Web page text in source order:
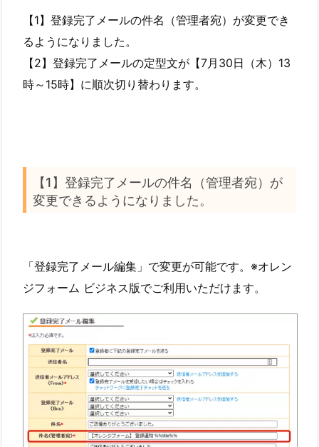
【1】登録完了メールの件名（管理者宛）が変更でき
るようになりました。
【2】登録完了メールの定型文が【7月30日（木）13
時～15時】に順次切り替わります。
【1】登録完了メールの件名（管理者宛）が
変更できるようになりました。
「登録完了メール編集」で変更が可能です。※オレン
ジフォーム ビジネス版でご利用いただけます。